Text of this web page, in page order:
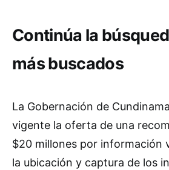
Continúa la
más buscados
La Gobernación de
vigente la oferta de una
$20 millones por información
la ubicación y captura de los